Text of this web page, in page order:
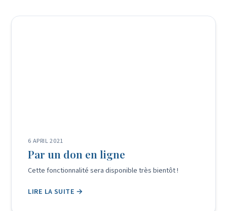
6 APRIL 2021
Par un don en ligne
Cette fonctionnalité sera disponible très bientôt !
LIRE LA SUITE →